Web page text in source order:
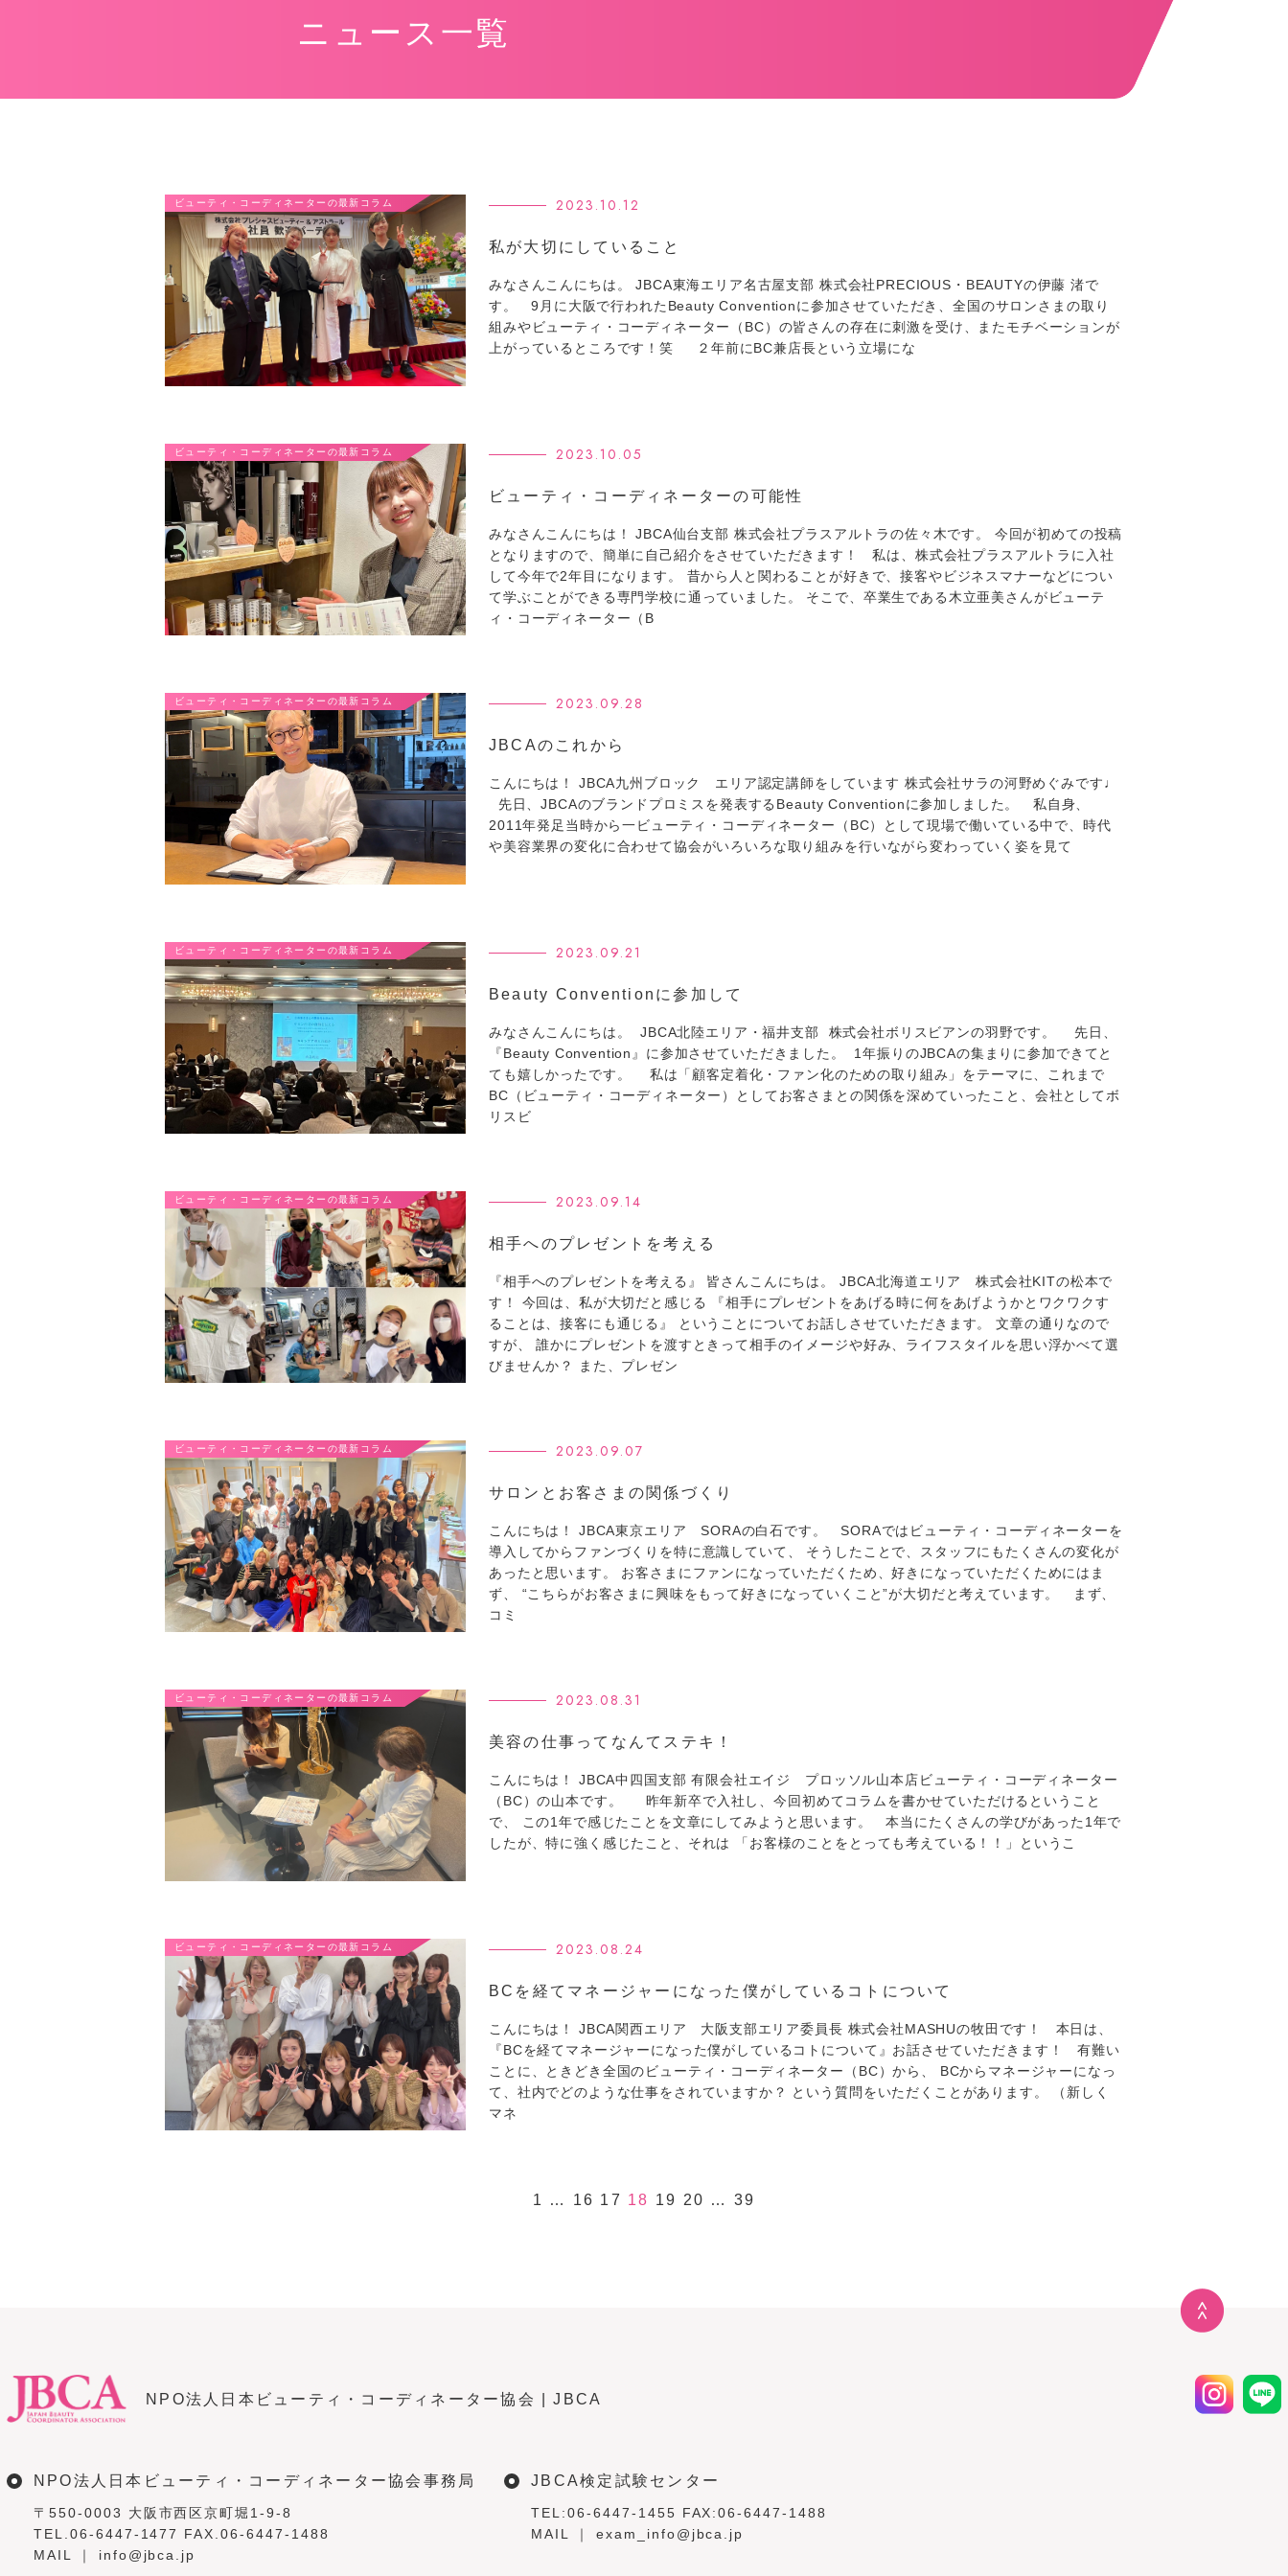
ニュース一覧
ビューティ・コーディネーターの最新コラム 2023.10.12
私が大切にしていること
みなさんこんにちは。 JBCA東海エリア名古屋支部 株式会社PRECIOUS・BEAUTYの伊藤 渚で
す。 9月に大阪で行われたBeauty Conventionに参加させていただき、全国のサロンさまの取り
組みやビューティ・コーディネーター（BC）の皆さんの存在に刺激を受け、またモチベーションが
上がっているところです！笑 ２年前にBC兼店長という立場にな
ビューティ・コーディネーターの最新コラム 2023.10.05
ビューティ・コーディネーターの可能性
みなさんこんにちは！ JBCA仙台支部 株式会社プラスアルトラの佐々木です。 今回が初めての投稿
となりますので、簡単に自己紹介をさせていただきます！ 私は、株式会社プラスアルトラに入社
して今年で2年目になります。 昔から人と関わることが好きで、接客やビジネスマナーなどについ
て学ぶことができる専門学校に通っていました。 そこで、卒業生である木立亜美さんがビューテ
ィ・コーディネーター（B
ビューティ・コーディネーターの最新コラム 2023.09.28
JBCAのこれから
こんにちは！ JBCA九州ブロック エリア認定講師をしています 株式会社サラの河野めぐみです♩
先日、JBCAのブランドプロミスを発表するBeauty Conventionに参加しました。 私自身、
2011年発足当時から一ビューティ・コーディネーター（BC）として現場で働いている中で、時代
や美容業界の変化に合わせて協会がいろいろな取り組みを行いながら変わっていく姿を見て
ビューティ・コーディネーターの最新コラム 2023.09.21
Beauty Conventionに参加して
みなさんこんにちは。 JBCA北陸エリア・福井支部 株式会社ボリスビアンの羽野です。 先日、
『Beauty Convention』に参加させていただきました。 1年振りのJBCAの集まりに参加できてと
ても嬉しかったです。 私は「顧客定着化・ファン化のための取り組み」をテーマに、これまで
BC（ビューティ・コーディネーター）としてお客さまとの関係を深めていったこと、会社としてボ
リスビ
ビューティ・コーディネーターの最新コラム 2023.09.14
相手へのプレゼントを考える
『相手へのプレゼントを考える』 皆さんこんにちは。 JBCA北海道エリア 株式会社KITの松本で
す！ 今回は、私が大切だと感じる 『相手にプレゼントをあげる時に何をあげようかとワクワクす
ることは、接客にも通じる』 ということについてお話しさせていただきます。 文章の通りなので
すが、 誰かにプレゼントを渡すときって相手のイメージや好み、ライフスタイルを思い浮かべて選
びませんか？ また、プレゼン
ビューティ・コーディネーターの最新コラム 2023.09.07
サロンとお客さまの関係づくり
こんにちは！ JBCA東京エリア SORAの白石です。 SORAではビューティ・コーディネーターを
導入してからファンづくりを特に意識していて、 そうしたことで、スタッフにもたくさんの変化が
あったと思います。 お客さまにファンになっていただくため、好きになっていただくためにはま
ず、 “こちらがお客さまに興味をもって好きになっていくこと”が大切だと考えています。 まず、
コミ
ビューティ・コーディネーターの最新コラム 2023.08.31
美容の仕事ってなんてステキ！
こんにちは！ JBCA中四国支部 有限会社エイジ プロッソル山本店ビューティ・コーディネーター
（BC）の山本です。 昨年新卒で入社し、今回初めてコラムを書かせていただけるということ
で、 この1年で感じたことを文章にしてみようと思います。 本当にたくさんの学びがあった1年で
したが、特に強く感じたこと、それは 「お客様のことをとっても考えている！！」というこ
ビューティ・コーディネーターの最新コラム 2023.08.24
BCを経てマネージャーになった僕がしているコトについて
こんにちは！ JBCA関西エリア 大阪支部エリア委員長 株式会社MASHUの牧田です！ 本日は、
『BCを経てマネージャーになった僕がしているコトについて』お話させていただきます！ 有難い
ことに、ときどき全国のビューティ・コーディネーター（BC）から、 BCからマネージャーになっ
て、社内でどのような仕事をされていますか？ という質問をいただくことがあります。 （新しく
マネ
1 … 16 17 18 19 20 … 39
NPO法人日本ビューティ・コーディネーター協会 |JBCA
NPO法人日本ビューティ・コーディネーター協会事務局
〒550-0003 大阪市西区京町堀1-9-8
TEL.06-6447-1477 FAX.06-6447-1488
MAIL ｜ info@jbca.jp
JBCA検定試験センター
TEL:06-6447-1455 FAX:06-6447-1488
MAIL ｜ exam_info@jbca.jp